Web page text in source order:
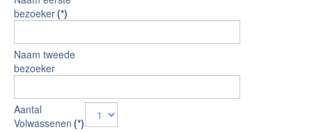
bezoeker(*)
Naam tweede
bezoeker
Aantal
Volwassenen (*)